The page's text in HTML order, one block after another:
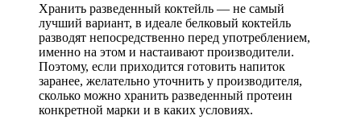
Хранить разведенный коктейль — не самый
лучший вариант, в идеале белковый коктейль
разводят непосредственно перед употреблением,
именно на этом и настаивают производители.
Поэтому, если приходится готовить напиток
заранее, желательно уточнить у производителя,
сколько можно хранить разведенный протеин
конкретной марки и в каких условиях.